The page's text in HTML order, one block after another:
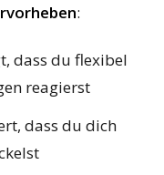
:
dass du flexibel
reagierst
dass du dich